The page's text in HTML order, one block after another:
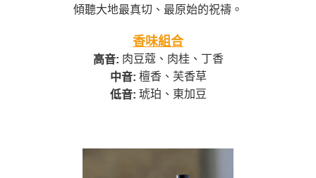
傾聽大地最真切、最原始的祝禱。
香味組合
高音: 肉豆蔻、肉桂、丁香
中音: 檀香、芙香草
低音: 琥珀、東加豆